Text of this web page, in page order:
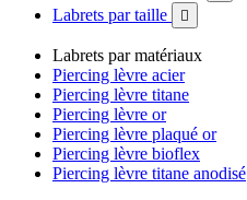
Labrets par taille 
Labrets par matériaux
Piercing lèvre acier
Piercing lèvre titane
Piercing lèvre or
Piercing lèvre plaqué or
Piercing lèvre bioflex
Piercing lèvre titane anodisé